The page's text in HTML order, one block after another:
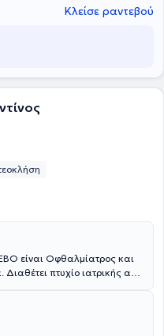
Κλείσε ραντεβού
είναι Οφθαλμίατρος και
Διαθέτει πτυχίο ιατρικής από
Augenärzte OWL,
κέντρα σε όλη τη
στην Οφθαλμολογία,